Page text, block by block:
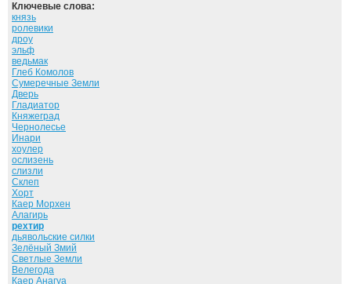
Ключевые слова:
князь
ролевики
дроу
эльф
ведьмак
Глеб Комолов
Сумеречные Земли
Дверь
Гладиатор
Княжеград
Чернолесье
Инари
хоулер
ослизень
слизли
Склеп
Хорт
Каер Морхен
Алагирь
рехтир
дьявольские силки
Зелёный Змий
Светлые Земли
Велегода
Каер Анагуа